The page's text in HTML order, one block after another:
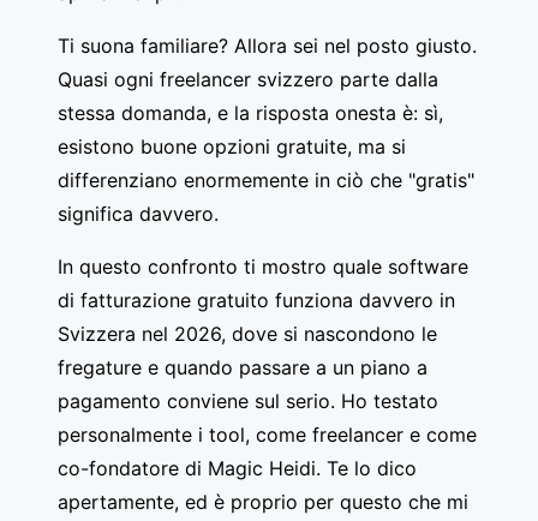
Ti suona familiare? Allora sei nel posto giusto.
Quasi ogni freelancer svizzero parte dalla
stessa domanda, e la risposta onesta è: sì,
esistono buone opzioni gratuite, ma si
differenziano enormemente in ciò che "gratis"
significa davvero.
In questo confronto ti mostro quale software
di fatturazione gratuito funziona davvero in
Svizzera nel 2026, dove si nascondono le
fregature e quando passare a un piano a
pagamento conviene sul serio. Ho testato
personalmente i tool, come freelancer e come
co-fondatore di Magic Heidi. Te lo dico
apertamente, ed è proprio per questo che mi